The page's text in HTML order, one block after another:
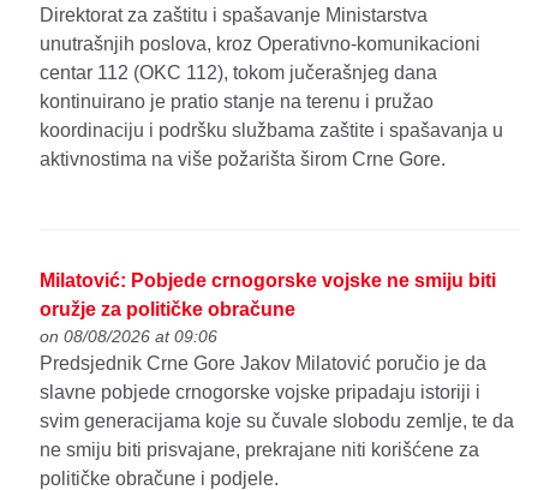
Direktorat za zaštitu i spašavanje Ministarstva
unutrašnjih poslova, kroz Operativno-komunikacioni
centar 112 (OKC 112), tokom jučerašnjeg dana
kontinuirano je pratio stanje na terenu i pružao
koordinaciju i podršku službama zaštite i spašavanja u
aktivnostima na više požarišta širom Crne Gore.
Milatović: Pobjede crnogorske vojske ne smiju biti
oružje za političke obračune
on 08/08/2026 at 09:06
Predsjednik Crne Gore Jakov Milatović poručio je da
slavne pobjede crnogorske vojske pripadaju istoriji i
svim generacijama koje su čuvale slobodu zemlje, te da
ne smiju biti prisvajane, prekrajane niti korišćene za
političke obračune i podjele.